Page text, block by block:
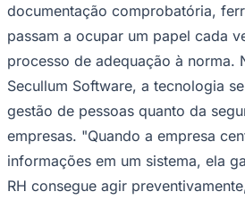
documentação comprobatória,
passam a ocupar um papel cada
processo de adequação à norma.
Secullum Software, a tecnologia
gestão de pessoas quanto da
empresas. "Quando a empresa
informações em um sistema, ela
RH consegue agir